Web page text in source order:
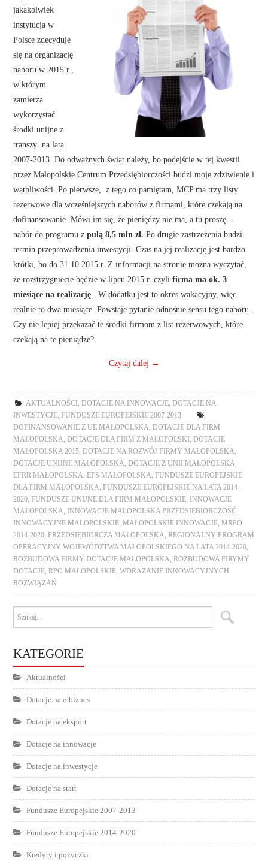
jakakolwiek
instytucja w
Polsce zdecyduje
się na organizację
naboru w 2015 r.,
w którym
zamierza
wykorzystać
środki unijne z
transzy na lata
2007-2013. Do odważnych świat należy, bo podejście w tej kwestii
przez Małopolskie Centrum Przedsiębiorczości budzi moje zdziwienie i
wątpliwości. Po pierwsze, z tego co pamiętam, MCP ma trzy listy
rezerwowe dla wcześniejszych naborów z firmami, które czekają na
dofinansowanie. Mówi im się, że pieniędzy nie ma, a tu proszę…
nabór do programu zpulą 8,5 mln zł.Po drugie zastrzeżenia budzi
termin przeprowadzenia inwestycji. Czas na jej realizację jest bardzo
krótki, bo do 31.10.2015 r. Z informacji na stronie można wyczytać,
że rozstrzygniecie będzie w lipcu 2015 r. czylifirma ma ok. 3
miesiące na realizację . W dodatku jest to okres wakacyjny, więc
realnie to dwa miesiące. Powstaje pytanie odnośnie sensu tego naboru.
Czy nie lepiej przekazać te środki firmom z list rezerwowych, które
czekają na te pieniądze?
Czytaj dalej →
AKTUALNOŚCI ,DOTACJE NA INNOWACJE ,DOTACJE NA
INWESTYCJE ,FUNDUSZE EUROPEJSKIE 2007-2013
DOFINANSOWANIE Z UE MAŁOPOLSKA ,DOTACJE DLA FIRM
MAŁOPOLSKA ,DOTACJE DLA FIRM Z MAŁOPOLSKI ,DOTACJE
MAŁOPOLSKA 2015 ,DOTACJE NA ROZWÓJ FIRMY MAŁOPOLSKA
DOTACJE UNIJNE MAŁOPOLSKA ,DOTACJE Z UNII MAŁOPOLSKA
EFRR MAŁOPOLSKA ,EFS MAŁOPOLSKA ,FUNDUSZE EUROPEJSKIE
DLA FIRM MAŁOPOLSKA ,FUNDUSZE EUROPEJSKIE NA LATA 2014-
2020 ,FUNDUSZE UNIJNE DLA FIRM MAŁOPOLSKIE
INNOWACJE
MAŁOPOLSKA
INNOWACJE MAŁOPOLSKA PRZEDSIĘBIORCZOŚĆ
INNOWACYJNE MAŁOPOLSKIE ,MAŁOPOLSKIE INNOWACJE ,MRPO
2014-2020 ,PRZEDSIĘBIORCZA MAŁOPOLSKA ,REGIONALNY PROGRAM
OPERACYJNY WOJEWÓDZTWA MAŁOPOLSKIEGO NA LATA 2014-2020
ROZBUDOWA FIRMY DOTACJE MAŁOPOLSKA ,ROZBUDOWA FIRYMY
DOTACJE ,RPO MAŁOPOLSKIE ,WDRAŻANIE INNOWACYJNYCH
ROZWIĄZAŃ
KATEGORIE
Aktualności
Dotacje na e-biznes
Dotacje na eksport
Dotacje na innowacje
Dotacje na inwestycje
Dotacje na start
Fundusze Europejskie 2007-2013
Fundusze Europejskie 2014-2020
Kredyty i pożyczki